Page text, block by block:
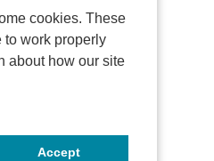
cookies. These
to work properly
about how our site
Accept